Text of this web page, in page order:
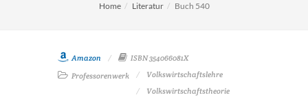
Home Literatur Buch 540
Amazon
ISBN 354066081X
Professorenwerk
Volkswirtschaftslehre
Volkswirtschaftstheorie